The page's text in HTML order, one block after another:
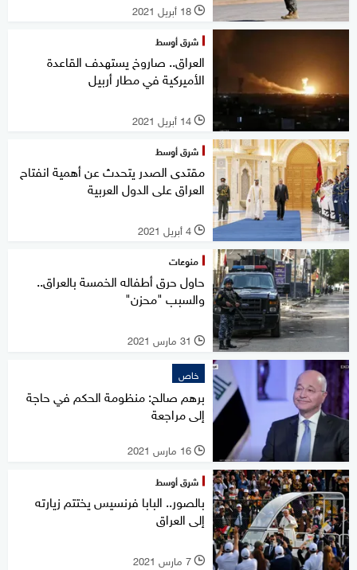
l 18 أبريل 2021
شرق أوسط
العراق.. صاروخ يستهدف القاعدة
الأميركية في مطار أربيل
l 14 أبريل 2021
شرق أوسط
مقتدى الصدر يتحدث عن أهمية انفتاح
العراق على الدول العربية
l 4 أبريل 2021
منوعات
حاول حرق أطفاله الخمسة بالعراق..
والسبب "محزن"
l 31 مارس 2021
خاص
برهم صالح: منظومة الحكم في حاجة
إلى مراجعة
l 16 مارس 2021
شرق أوسط
بالصور.. البابا فرنسيس يختتم زيارته
إلى العراق
l 7 مارس 2021